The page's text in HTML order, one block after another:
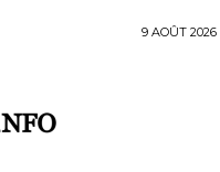
9 AOÛT 2026